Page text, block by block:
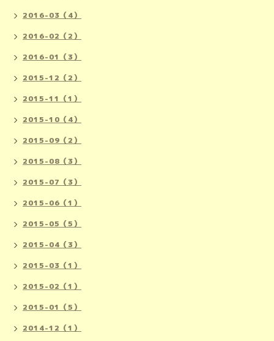
2016-03（4）
2016-02（2）
2016-01（3）
2015-12（2）
2015-11（1）
2015-10（4）
2015-09（2）
2015-08（3）
2015-07（3）
2015-06（1）
2015-05（5）
2015-04（3）
2015-03（1）
2015-02（1）
2015-01（5）
2014-12（1）